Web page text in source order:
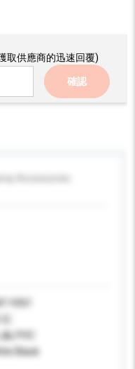
取供應商的迅速回覆)
確認
Y001
, PVC
Black